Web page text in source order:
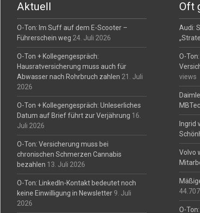
Aktuell
O-Ton: Im Suff auf dem E-Scooter –
Führerschein weg 24. Juli 2026
O-Ton + Kollegengespräch:
Hausratversicherung muss auch für
Abwasser nach Rohrbruch zahlen 21. Juli
2026
O-Ton + Kollegengespräch: Unleserliches
Datum auf Brief führt zur Verjährung 16.
Juli 2026
O-Ton: Versicherung muss bei
chronischen Schmerzen Cannabis
bezahlen 13. Juli 2026
O-Ton: LinkedIn-Kontakt bedeutet noch
keine Einwilligung in Newsletter 9. Juli
2026
Oft
Audi:
O-
views
Ingrid
Volvo
O-